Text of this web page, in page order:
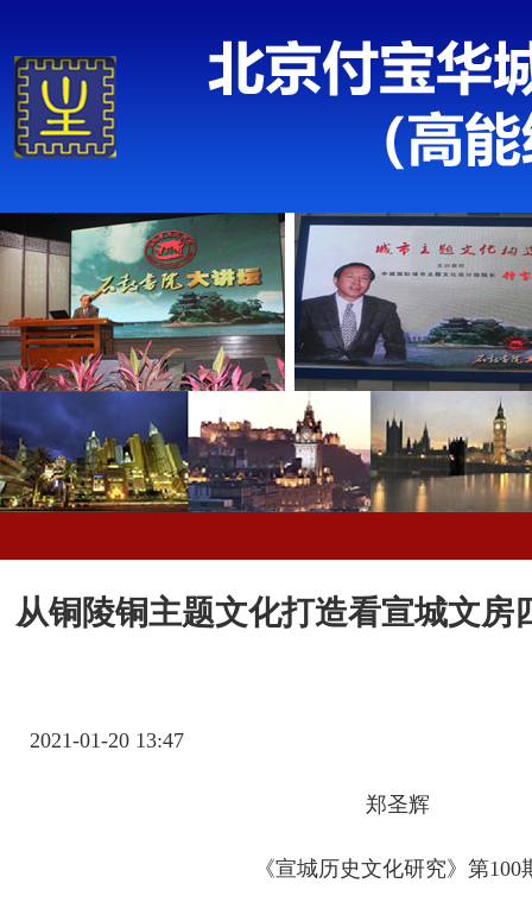
从铜陵铜主题文化打造看宣城文房
2021-01-20 13:47
郑圣辉
《宣城历史文化研究》第100